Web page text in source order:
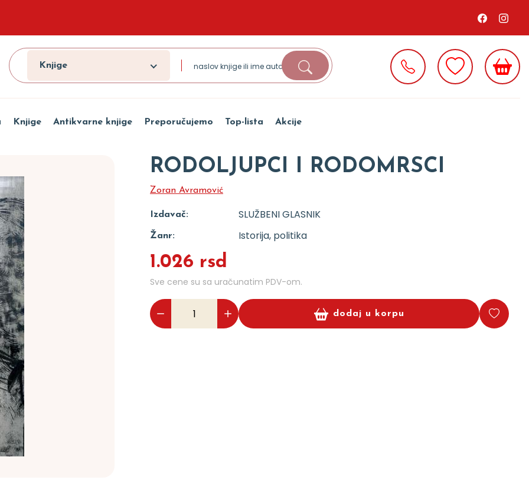
Knjige
Knjige Antikvarne knjige Preporučujemo Top-lista Akcije
RODOLJUPCI I RODOMRSCI
Zoran Avramović
Izdavač: SLUŽBENI GLASNIK
Žanr: Istorija, politika
1.026 rsd
Sve cene su sa uračunatim PDV-om.
dodaj u korpu